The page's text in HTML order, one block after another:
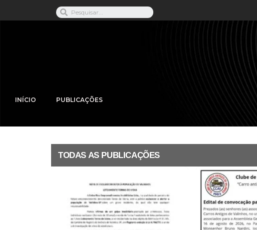
INÍCIO PUBLICAÇÕES
TODAS AS PUBLICAÇÕES